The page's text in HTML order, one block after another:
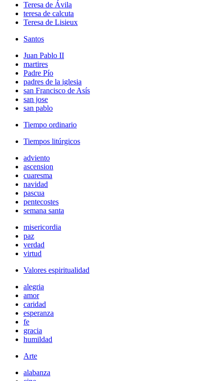
Teresa de Ávila
teresa de calcuta
Teresa de Lisieux
Santos
Juan Pablo II
martires
Padre Pío
padres de la iglesia
san Francisco de Asís
san jose
san pablo
Tiempo ordinario
Tiempos litúrgicos
adviento
ascension
cuaresma
navidad
pascua
pentecostes
semana santa
misericordia
paz
verdad
virtud
Valores espiritualidad
alegria
amor
caridad
esperanza
fe
gracia
humildad
Arte
alabanza